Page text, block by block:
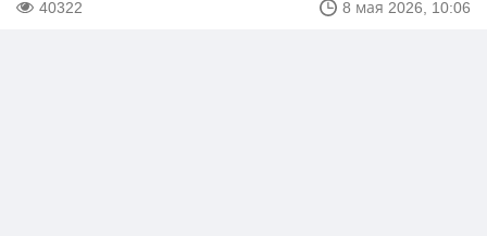
40322 8 мая 2026, 10:06